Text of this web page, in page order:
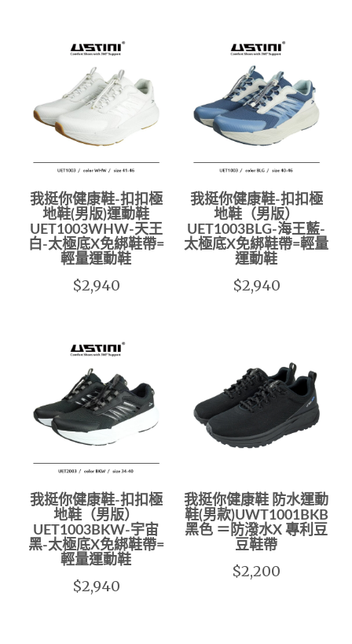
我挺你健康鞋-扣扣極
地鞋(男版)運動鞋
UET1003WHW-天王
白-太極底X免綁鞋帶=
輕量運動鞋
$2,940
我挺你健康鞋-扣扣極
地鞋（男版）
UET1003BLG-海王藍-
太極底X免綁鞋帶=輕量
運動鞋
$2,940
我挺你健康鞋-扣扣極
地鞋（男版）
UET1003BKW-宇宙
黑-太極底X免綁鞋帶=
輕量運動鞋
$2,940
我挺你健康鞋 防水運動
鞋(男款)UWT1001BKB
黑色 ＝防潑水X 專利豆
豆鞋帶
$2,200